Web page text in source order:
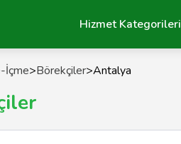
Hizmet Kategorileri
İçme>Börekçiler>Antalya